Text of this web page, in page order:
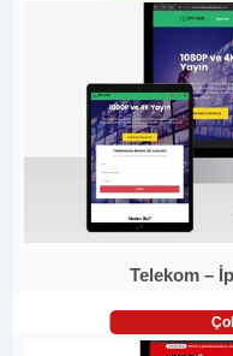
Telekom –